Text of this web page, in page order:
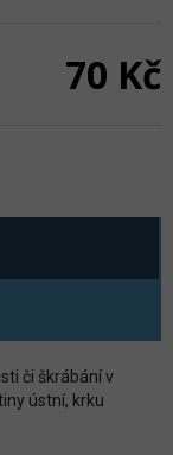
70 Kč
či škrábání v
ústní, krku